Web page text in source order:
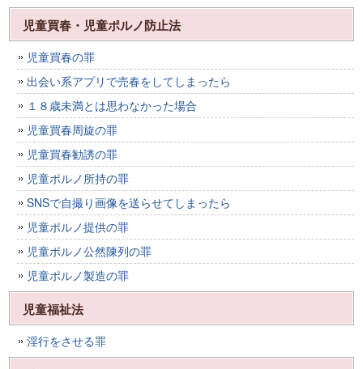
児童買春・児童ポルノ防止法
児童買春の罪
出会い系アプリで売春をしてしまったら
１８歳未満とは思わなかった場合
児童買春周旋の罪
児童買春勧誘の罪
児童ポルノ所持の罪
SNSで自撮り画像を送らせてしまったら
児童ポルノ提供の罪
児童ポルノ公然陳列の罪
児童ポルノ製造の罪
児童福祉法
淫行をさせる罪